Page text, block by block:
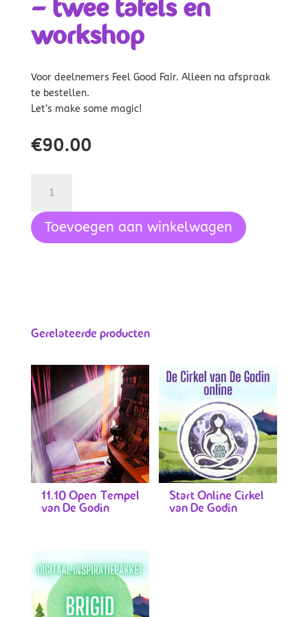
– twee tafels en
workshop
Voor deelnemers Feel Good Fair. Alleen na afspraak
te bestellen.
Let’s make some magic!
€90.00
Good
Fair Toevoegen aan winkelwagen
Gerelateerde producten
11.10 Open Tempel
van De Godin
Start Online Cirkel
van De Godin